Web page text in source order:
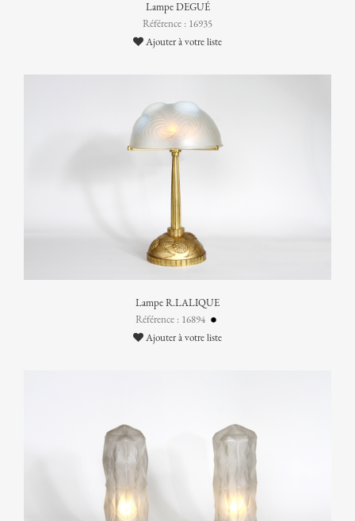
Lampe DEGUÉ
Référence : 16935
Ajouter à votre liste
Lampe R.LALIQUE
Référence : 16894
Ajouter à votre liste